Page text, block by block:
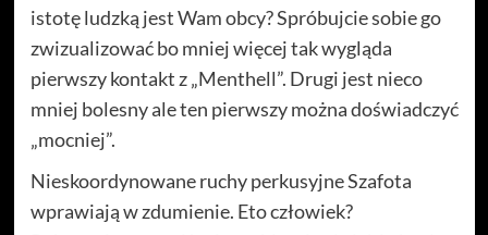
istotę ludzką jest Wam obcy? Spróbujcie sobie go
zwizualizować bo mniej więcej tak wygląda
pierwszy kontakt z „Menthell”. Drugi jest nieco
mniej bolesny ale ten pierwszy można doświadczyć
„mocniej”.
Nieskoordynowane ruchy perkusyjne Szafota
wprawiają w zdumienie. Eto człowiek?